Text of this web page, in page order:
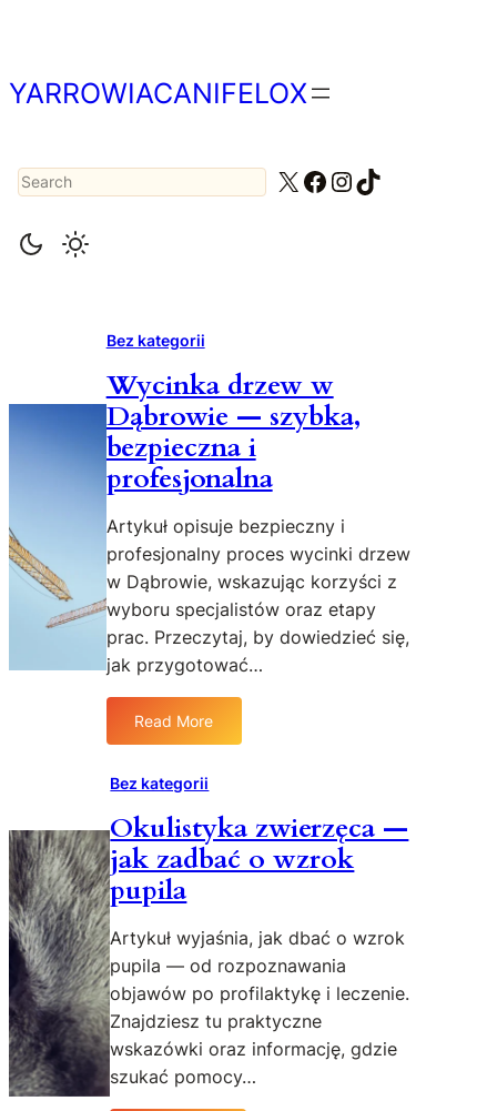
treści
YARROWIACANIFELOX
Search X Facebook
Instagram
TikTok
Bez kategorii
Wycinka drzew w
Dąbrowie — szybka,
bezpieczna i
profesjonalna
Artykuł opisuje bezpieczny i
profesjonalny proces wycinki drzew
w Dąbrowie, wskazując korzyści z
wyboru specjalistów oraz etapy
prac. Przeczytaj, by dowiedzieć się,
jak przygotować…
Read More
y
i
n
k
a
e
w
w
D
Bez kategorii
Okulistyka zwierzęca —
jak zadbać o wzrok
pupila
Artykuł wyjaśnia, jak dbać o wzrok
pupila — od rozpoznawania
objawów po profilaktykę i leczenie.
Znajdziesz tu praktyczne
wskazówki oraz informację, gdzie
szukać pomocy…